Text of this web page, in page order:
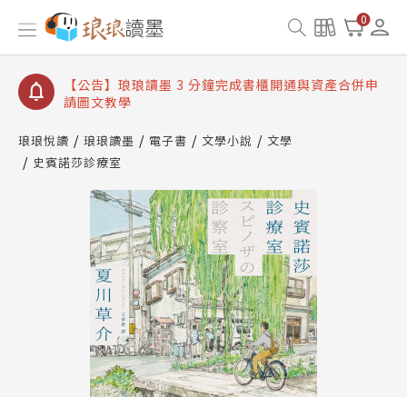
0
【公告】琅琅讀墨數位閱讀資產合併與書櫃開通申請
【公告】琅琅讀墨書櫃開通常見問題
【公告】琅琅讀墨 3 分鐘完成書櫃開通與資產合併申
請圖文教學
查詢
【公告】琅琅讀墨數位閱讀資產合併與書櫃開通申請
琅琅悅讀 琅琅讀墨 電子書 文學小說
文學
史賓諾莎診療室